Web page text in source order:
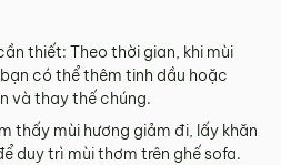
thiết: Theo thời gian, khi mùi
có thể thêm tinh dầu hoặc
và thay thế chúng.
thấy mùi hương giảm đi, lấy khăn
duy trì mùi thơm trên ghế sofa.